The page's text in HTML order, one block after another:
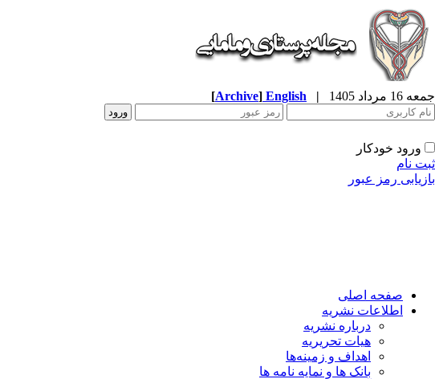
جمعه 16 مرداد 1405 |
English
[Archive]
ورود خودکار
ثبت نام
بازیابی رمز عبور
صفحه اصلی
اطلاعات نشریه
درباره نشریه
هیات تحریریه
اهداف و زمینه‌ها
بانک ها و نمایه نامه ها